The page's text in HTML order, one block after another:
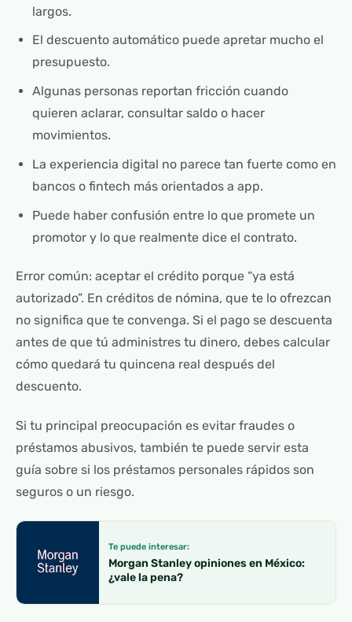
largos.
El descuento automático puede apretar mucho el
presupuesto.
Algunas personas reportan fricción cuando
quieren aclarar, consultar saldo o hacer
movimientos.
La experiencia digital no parece tan fuerte como en
bancos o fintech más orientados a app.
Puede haber confusión entre lo que promete un
promotor y lo que realmente dice el contrato.
Error común: aceptar el crédito porque “ya está
autorizado”. En créditos de nómina, que te lo ofrezcan
no significa que te convenga. Si el pago se descuenta
antes de que tú administres tu dinero, debes calcular
cómo quedará tu quincena real después del
descuento.
Si tu principal preocupación es evitar fraudes o
préstamos abusivos, también te puede servir esta
guía sobre si los préstamos personales rápidos son
seguros o un riesgo.
Te puede interesar:
Morgan Stanley opiniones en México:
¿vale la pena?